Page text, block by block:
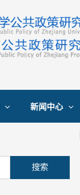
新闻中心